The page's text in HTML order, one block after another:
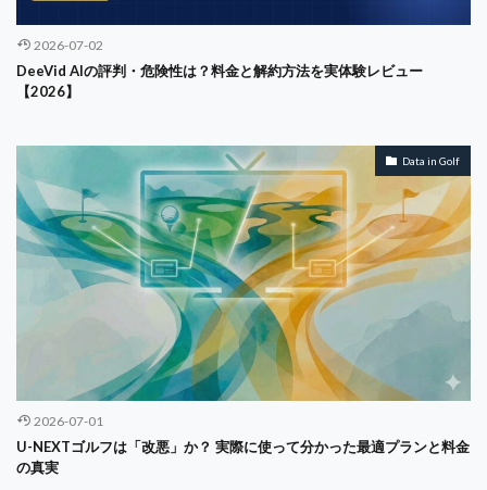
2026-07-02
DeeVid AIの評判・危険性は？料金と解約方法を実体験レビュー
【2026】
Data in Golf
2026-07-01
U-NEXTゴルフは「改悪」か？ 実際に使って分かった最適プランと料金
の真実